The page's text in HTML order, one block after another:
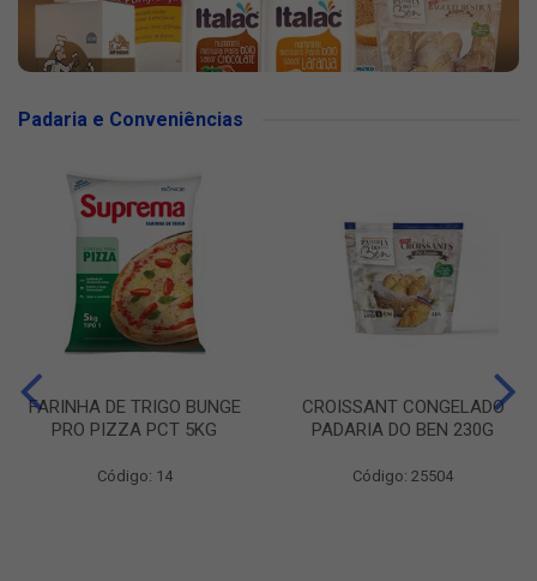
Padaria e Conveniências
FARINHA DE TRIGO BUNGE
PRO PIZZA PCT 5KG
Código: 14
CROISSANT CONGELADO
PADARIA DO BEN 230G
Código: 25504